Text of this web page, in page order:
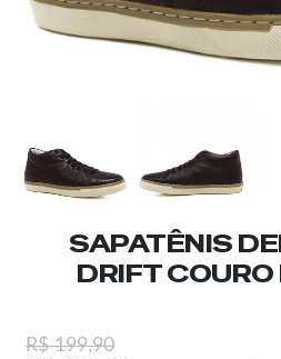
SAPATÊNIS
DRIFT
R$199,90